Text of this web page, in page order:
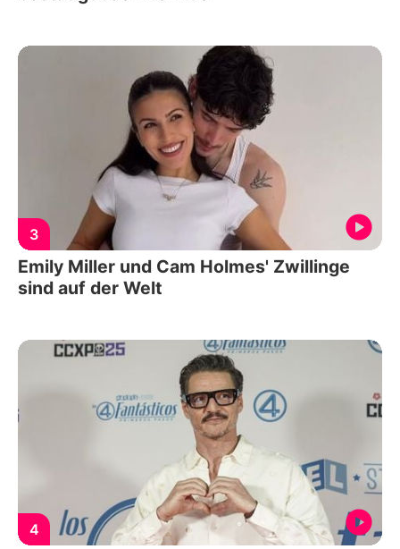
3
Emily Miller und Cam Holmes' Zwillinge
sind auf der Welt
4